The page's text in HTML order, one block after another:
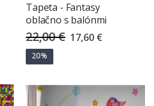
Tapeta - Fantasy
oblačno s balónmi
22,00 € Special
Price
17,60 €
20%